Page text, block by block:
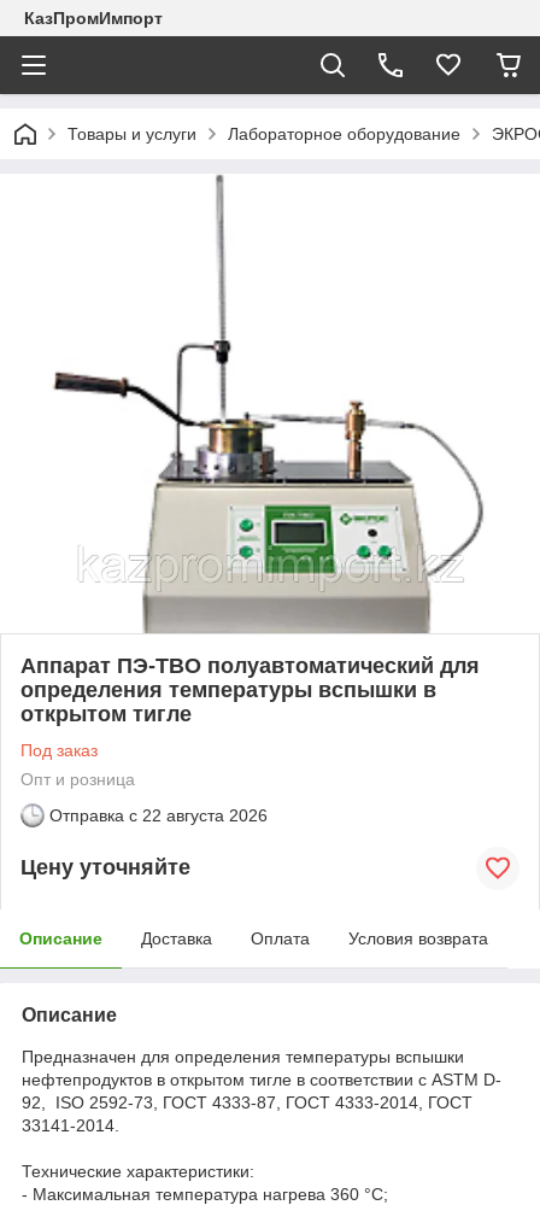
КазПромИмпорт
Товары и услуги Лабораторное оборудование
Аппарат ПЭ-ТВО полуавтоматический для
определения температуры вспышки в
открытом тигле
Под заказ
Опт и розница
Отправка с 22 августа 2026
Цену уточняйте
Описание Доставка Оплата Условия возврата
Описание
Предназначен для определения температуры вспышки
нефтепродуктов в открытом тигле в соответствии с АSТМ D-
92, ISO 2592-73, ГОСТ 4333-87, ГОСТ 4333-2014, ГОСТ
33141-2014.
Технические характеристики:
- Максимальная температура нагрева 360 °С;